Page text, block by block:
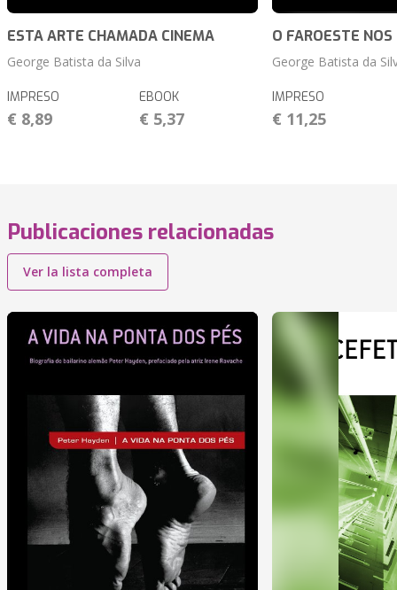
ESTA ARTE CHAMADA CINEMA
George Batista da Silva
IMPRESO
€ 8,89
EBOOK
€ 5,37
O FAROESTE
George Batista da
IMPRESO
€ 11,25
Publicaciones relacionadas
Ver la lista completa